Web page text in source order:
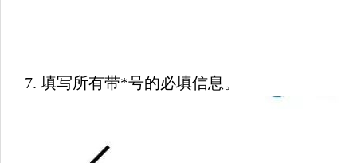
7. 填写所有带*号的必填信息。